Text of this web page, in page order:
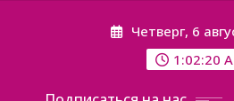
Четверг, 6
1:02:21